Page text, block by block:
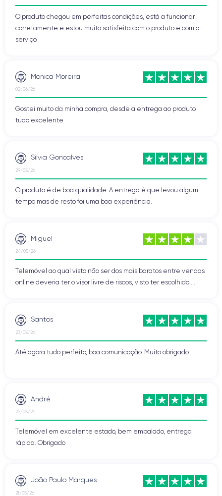
O produto chegou em perfeitas condições, está a funcionar
corretamente e estou muito satisfeita com o produto e com o
serviço.
Monica Moreira
02/06/26
Gostei muito da minha compra, desde a entrega ao produto
tudo excelente
Silvia Goncalves
29/05/26
O produto é de boa qualidade. A entrega é que levou algum
tempo mas de resto foi uma boa experiência.
Miguel
24/05/26
Telemóvel ao qual visto não ser dos mais baratos entre vendas
online deveria ter o visor livre de riscos, visto ter escolhido ...
Santos
23/05/26
Até agora tudo perfeito, boa comunicação. Muito obrigado
André
22/05/26
Telemóvel em excelente estado, bem embalado, entrega
rápida. Obrigado
João Paulo Marques
21/05/26